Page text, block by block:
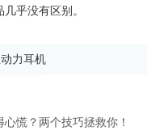
乎没有区别。
力耳机
慌？两个技巧拯救你！